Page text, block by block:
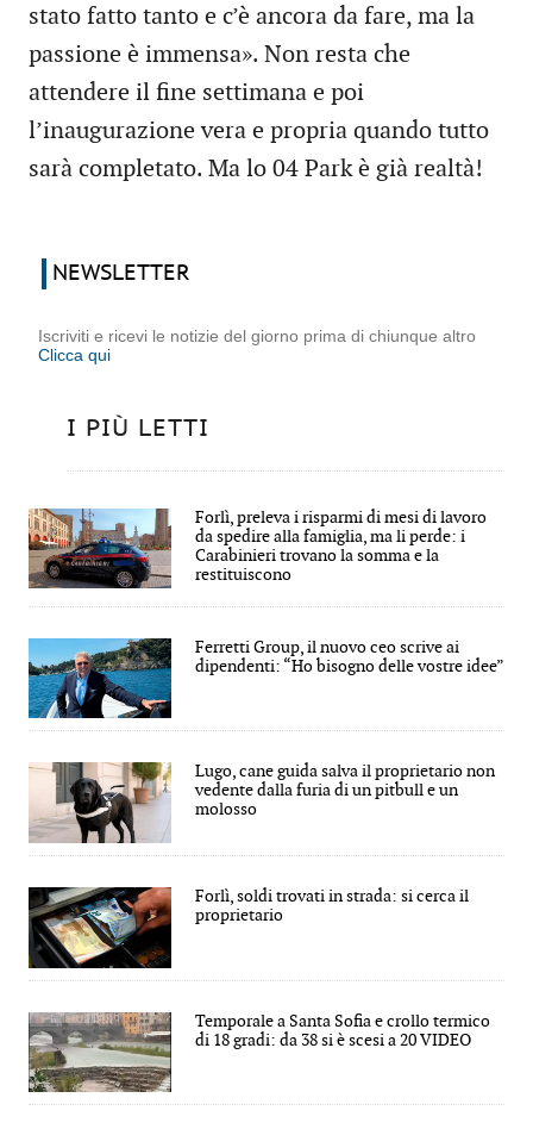
stato fatto tanto e c’è ancora da fare, ma la
passione è immensa». Non resta che
attendere il fine settimana e poi
l’inaugurazione vera e propria quando tutto
sarà completato. Ma lo 04 Park è già realtà!
NEWSLETTER
Iscriviti e ricevi le notizie del giorno prima di chiunque altro
Clicca qui
I PIÙ LETTI
Forlì, preleva i risparmi di mesi di lavoro
da spedire alla famiglia, ma li perde: i
Carabinieri trovano la somma e la
restituiscono
Ferretti Group, il nuovo ceo scrive ai
dipendenti: “Ho bisogno delle vostre idee”
Lugo, cane guida salva il proprietario non
vedente dalla furia di un pitbull e un
molosso
Forlì, soldi trovati in strada: si cerca il
proprietario
Temporale a Santa Sofia e crollo termico
di 18 gradi: da 38 si è scesi a 20 VIDEO